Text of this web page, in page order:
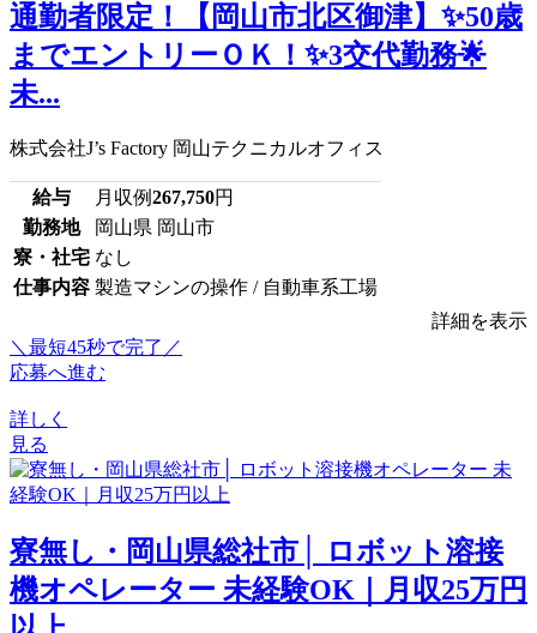
通勤者限定！【岡山市北区御津】✨50歳
までエントリーＯＫ！✨3交代勤務🌟
未...
株式会社J’s Factory 岡山テクニカルオフィス
給与 月収例267,750円
勤務地
岡山県 岡山市
寮・社宅 なし
仕事内容 製造マシンの操作 / 自動車系工場
詳細を表示
＼最短45秒で完了／
応募へ進む
詳しく
見る
寮無し・岡山県総社市│ ロボット溶接
機オペレーター 未経験OK｜月収25万円